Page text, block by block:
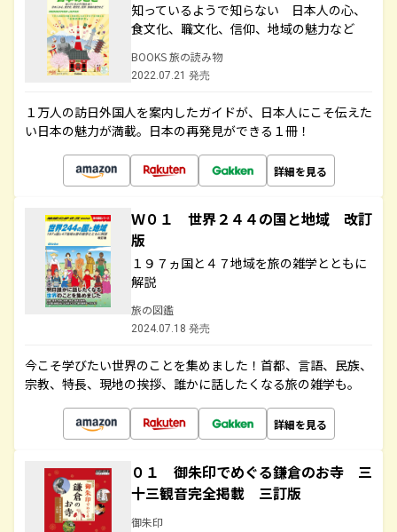
知っているようで知らない 日本人の心、
食文化、職文化、信仰、地域の魅力など
BOOKS 旅の読み物
2022.07.21 発売
１万人の訪日外国人を案内したガイドが、日本人にこそ伝えた
い日本の魅力が満載。日本の再発見ができる１冊！
詳細を見る
Ｗ０１ 世界２４４の国と地域 改訂
版
１９７ヵ国と４７地域を旅の雑学とともに
解説
旅の図鑑
2024.07.18 発売
今こそ学びたい世界のことを集めました！首都、言語、民族、
宗教、特長、現地の挨拶、誰かに話したくなる旅の雑学も。
詳細を見る
０１ 御朱印でめぐる鎌倉のお寺 三
十三観音完全掲載 三訂版
御朱印